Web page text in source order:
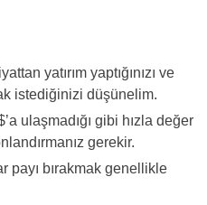
yatırım yaptığınızı ve
istediğinizi düşünelim.
ulaşmadığı gibi hızla değer
gerekir.
payı bırakmak genellikle